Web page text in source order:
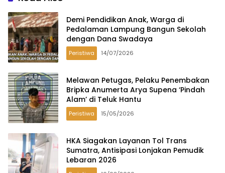
Demi Pendidikan Anak, Warga di
Pedalaman Lampung Bangun Sekolah
dengan Dana Swadaya
Peristiwa 14/07/2026
Melawan Petugas, Pelaku Penembakan
Bripka Anumerta Arya Supena ‘Pindah
Alam’ di Teluk Hantu
Peristiwa 15/05/2026
HKA Siagakan Layanan Tol Trans
Sumatra, Antisipasi Lonjakan Pemudik
Lebaran 2026